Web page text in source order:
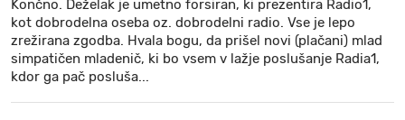
Končno. Deželak je umetno forsiran, ki prezentira Radio1,
kot dobrodelna oseba oz. dobrodelni radio. Vse je lepo
zrežirana zgodba. Hvala bogu, da prišel novi (plačani) mlad
simpatičen mladenič, ki bo vsem v lažje poslušanje Radia1,
kdor ga pač posluša...